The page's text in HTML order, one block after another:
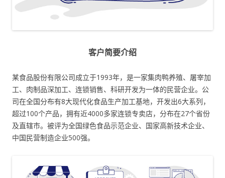
客户简要介绍
某食品股份有限公司成立于1993年，是一家集肉鸭养殖、屠宰加
工、肉制品深加工、连锁销售、科研开发为一体的民营企业。公
司在全国分布有8大现代化食品生产加工基地，开发出6大系列，
超过100个产品，拥有近4000多家连锁专卖店，分布在27个省份
及直辖市。被评为全国绿色食品示范企业、国家高新技术企业、
中国民营制造企业500强。